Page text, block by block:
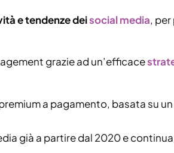
e tendenze deisocial media,
grazie ad un’efficace
a pagamento, basata su
già a partire dal 2020 e